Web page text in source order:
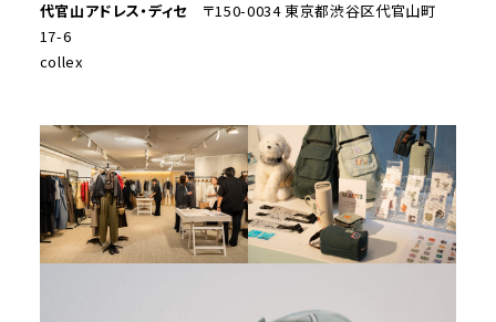
代官山アドレス・ディセ〒150-0034 東京都渋谷区代官山町
17-6
collex